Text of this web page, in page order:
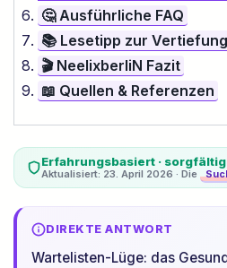
🤔 Ausführliche FAQ
📚 Lesetipp zur Vertiefung
🎬 NeelixberliN Fazit
📖 Quellen & Referenzen
Erfahrungsbasiert ·
Aktualisiert: 23. April 2026 · Die
DIREKTE ANTWORT
Wartelisten-Lüge: das